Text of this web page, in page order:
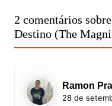
2 comentários
Destino (The
Ramon
28 de